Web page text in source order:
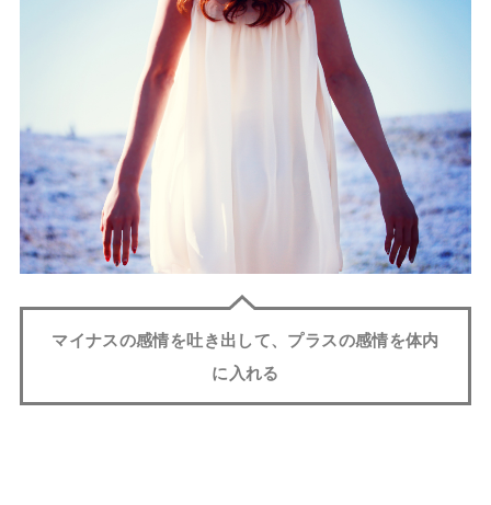
マイナスの感情を吐き出して、プラスの感情を体内
に入れる